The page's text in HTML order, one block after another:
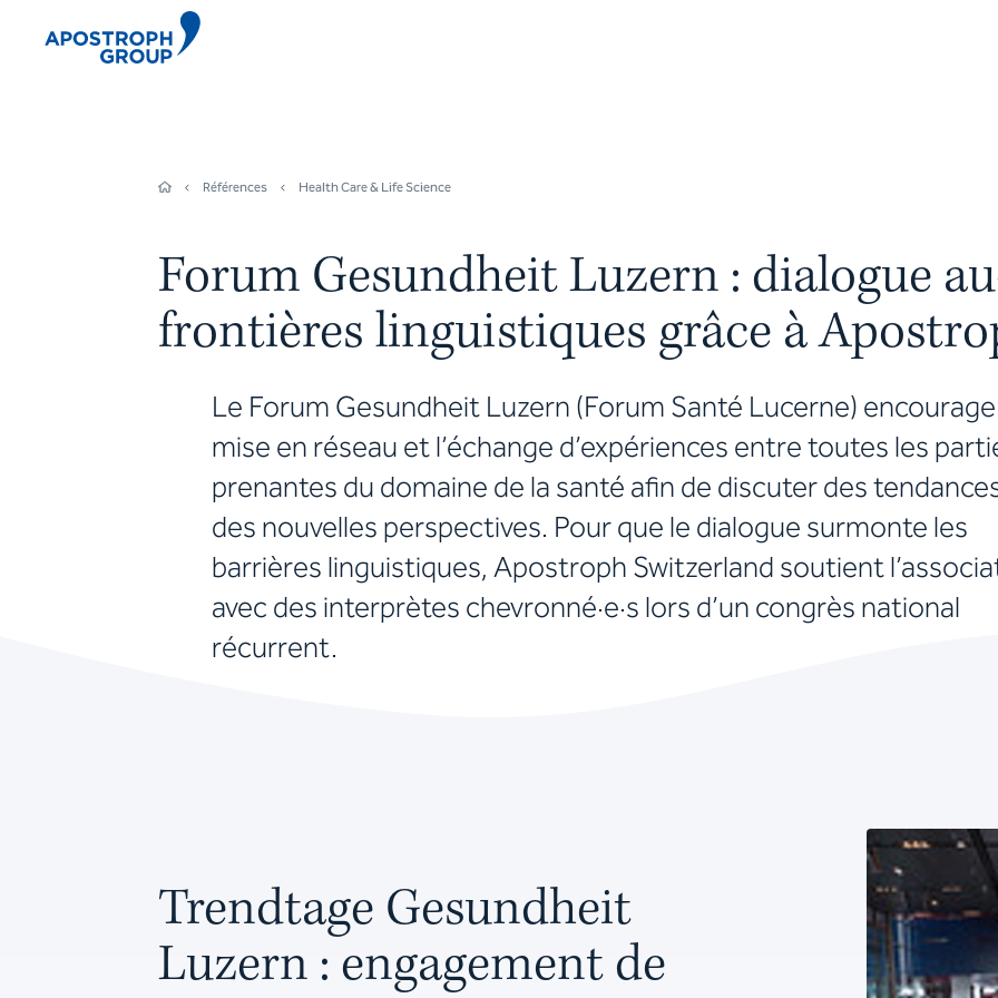
Références Health Care & Life Science
Forum Gesundheit Luzern : dialogue
frontières linguistiques grâce à
Le Forum Gesundheit Luzern (Forum Santé Lucerne)
mise en réseau et l’échange d’expériences entre toutes les
prenantes du domaine de la santé afin de discuter des
des nouvelles perspectives. Pour que le dialogue surmonte les
barrières linguistiques, Apostroph Switzerland soutient
avec des interprètes chevronné·e·s lors d’un congrès national
récurrent.
Trendtage Gesundheit
Luzern : engagement de